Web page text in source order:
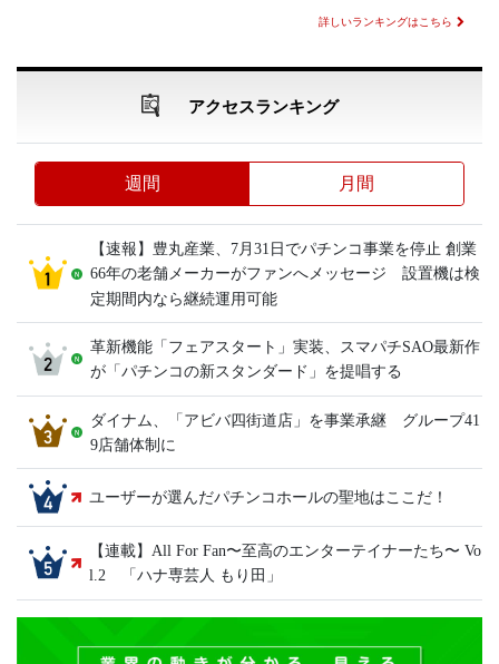
詳しいランキングはこちら
アクセスランキング
週間 月間
【速報】豊丸産業、7月31日でパチンコ事業を停止 創業
66年の老舗メーカーがファンへメッセージ 設置機は検
定期間内なら継続運用可能
革新機能「フェアスタート」実装、スマパチSAO最新作
が「パチンコの新スタンダード」を提唱する
ダイナム、「アビバ四街道店」を事業承継 グループ41
9店舗体制に
ユーザーが選んだパチンコホールの聖地はここだ！
【連載】All For Fan〜至高のエンターテイナーたち〜 Vo
l.2 「ハナ専芸人 もり田」